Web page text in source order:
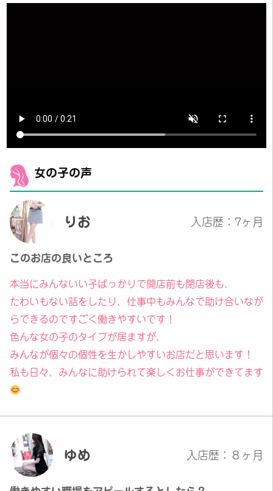
女の子の声
りお 入店歴：7ヶ月
このお店の良いところ
本当にみんないい子ばっかりで開店前も閉店後も、
たわいもない話をしたり、仕事中もみんなで助け合いなが
らできるのですごく働きやすいです！
色んな女の子のタイプが居ますが、
みんなが個々の個性を生かしやすいお店だと思います！
私も日々、みんなに助けられて楽しくお仕事ができてます
ゆめ 入店歴：８ヶ月